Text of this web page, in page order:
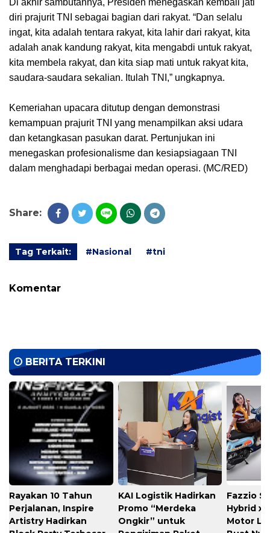
diri prajurit TNI sebagai bagian dari rakyat. “Dan selalu
ingat, kita adalah tentara rakyat, kita lahir dari rakyat, kita
adalah anak kandung rakyat, kita mengabdi untuk rakyat,
kita membela rakyat, dan kita siap mati untuk rakyat kita,
saudara-saudara sekalian. Itulah TNI,” ungkapnya.
Kemeriahan upacara ditutup dengan demonstrasi
kemampuan prajurit TNI yang menampilkan aksi udara
dan ketangkasan pasukan darat. Pertunjukan ini
menegaskan profesionalisme dan kesiapsiagaan TNI
dalam menghadapi berbagai medan operasi. (MC/RED)
Share:
Tag Terkait: #Nasional #tni
Komentar
BERITA TERKINI
Rayakan 10 Tahun
Perjalanan, Inspire
Artistry Hadirkan
KAI Logistik Hadirkan
Promo “Merdeka
Ongkir” untuk
Fazzio
Hybrid x
Motor